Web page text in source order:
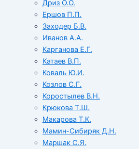
Дриз О.О.
Ершов П.П.
Заходер Б.В.
Иванов А.А.
Карганова Е.Г.
Катаев В.П.
Коваль Ю.И.
Козлов С.Г.
Коростылев В.Н.
Крюкова Т.Ш.
Макарова Т.К.
Мамин-Сибиряк Д.Н.
Маршак С.Я.